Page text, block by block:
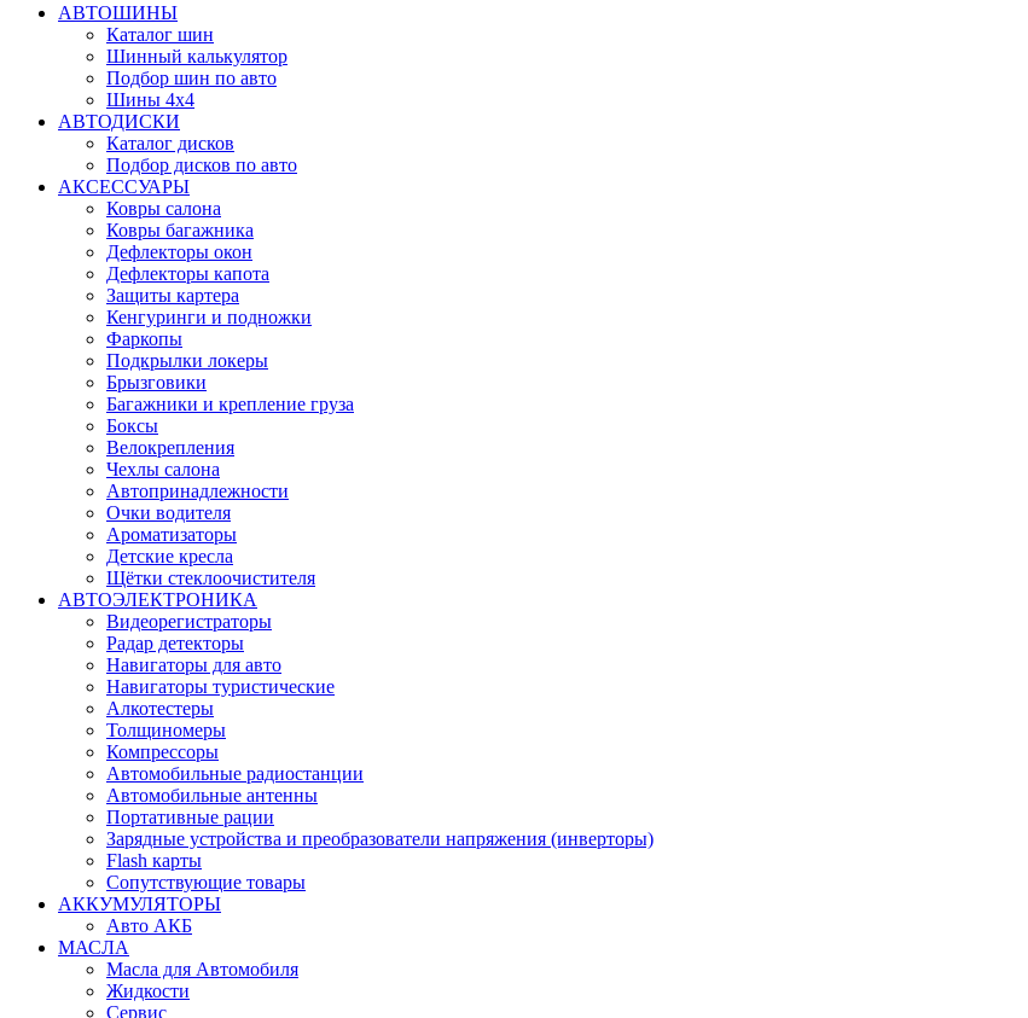
АВТОШИНЫ
Каталог шин
Шинный калькулятор
Подбор шин по авто
Шины 4x4
АВТОДИСКИ
Каталог дисков
Подбор дисков по авто
АКСЕССУАРЫ
Ковры салона
Ковры багажника
Дефлекторы окон
Дефлекторы капота
Защиты картера
Кенгуринги и подножки
Фаркопы
Подкрылки локеры
Брызговики
Багажники и крепление груза
Боксы
Велокрепления
Чехлы салона
Автопринадлежности
Очки водителя
Ароматизаторы
Детские кресла
Щётки стеклоочистителя
АВТОЭЛЕКТРОНИКА
Видеорегистраторы
Радар детекторы
Навигаторы для авто
Навигаторы туристические
Алкотестеры
Толщиномеры
Компрессоры
Автомобильные радиостанции
Автомобильные антенны
Портативные рации
Зарядные устройства и преобразователи напряжения (инверторы)
Flash карты
Сопутствующие товары
АККУМУЛЯТОРЫ
Авто АКБ
МАСЛА
Масла для Автомобиля
Жидкости
Сервис